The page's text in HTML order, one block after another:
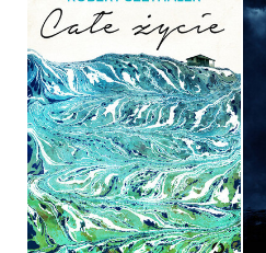
CAŁE ŻYCIE
ROBERT SEETHALER
OPRAWA TWARDA
34,90 ZŁ